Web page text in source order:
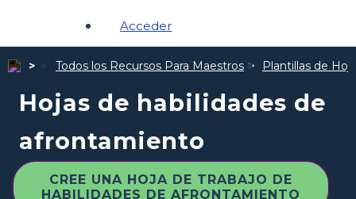
Acceder
Todos los Recursos Para Maestros Plantillas de
Hojas de habilidades de
afrontamiento
CREE UNA HOJA DE TRABAJO DE
HABILIDADES DE AFRONTAMIENTO